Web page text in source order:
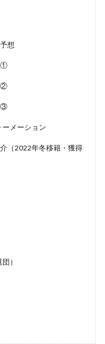
想
①
②
③
メーション
（2022年冬移籍・獲得
）